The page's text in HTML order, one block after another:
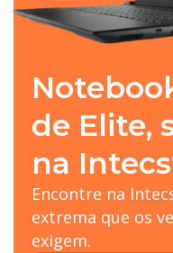
de Elite,
na
Encontre na
extrema que os
exigem.